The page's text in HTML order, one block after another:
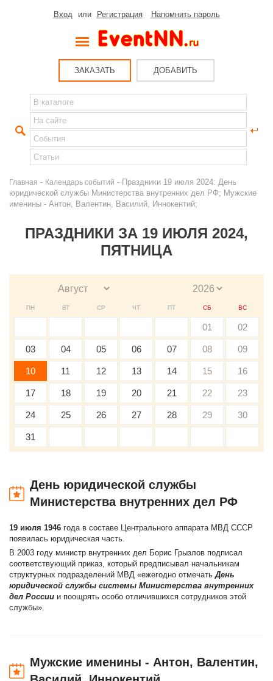
Вход или Регистрация Напомнить пароль
ЗАКАЗАТЬ ДОБАВИТЬ
Главная - Календарь событий - Праздники 19 июля 2024: День
юридической службы Министерства внутренних дел РФ; Мужские
именины - Антон, Валентин, Василий, Иннокентий;
ПРАЗДНИКИ ЗА 19 ИЮЛЯ 2024,
ПЯТНИЦА
ПН ВТ СР ЧТ ПТ СБ ВС
01 02
03 04 05 06 07 08 09
10 11 12 13 14 15 16
17 18 19 20 21 22 23
24 25 26 27 28 29 30
31
День юридической службы
Министерства внутренних дел РФ
19 июля 1946 года в составе Центрального аппарата МВД СССР
появилась юридическая часть.
В 2003 году министр внутренних дел Борис Грызлов подписал
соответствующий приказ, который предписывал начальникам
структурных подразделений МВД «ежегодно отмечатьДень
юридической службы системы Министерства внутренних
дел России и поощрять особо отличившихся сотрудников этой
службы».
Мужские именины - Антон, Валентин,